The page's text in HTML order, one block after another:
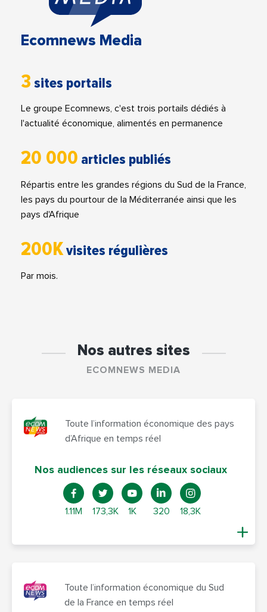
Ecomnews Media
3 sites portails
Le groupe Ecomnews, c'est trois portails dédiés à
l'actualité économique, alimentés en permanence
20 000 articles publiés
Répartis entre les grandes régions du Sud de la France,
les pays du pourtour de la Méditerranée ainsi que les
pays d'Afrique
200Kvisites régulières
Par mois.
Nos autres sites
ECOMNEWS MEDIA
Toute l’information économique des pays
d’Afrique en temps réel
Nos audiences sur les réseaux sociaux
1.11M 173,3K 1K 320 18,3K
Toute l’information économique du Sud
de la France en temps réel